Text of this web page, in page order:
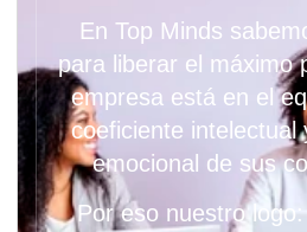
En Top Minds
para liberar el máximo
empresa está en el
coeficiente intelectual
emocional de sus
Por eso nuestro